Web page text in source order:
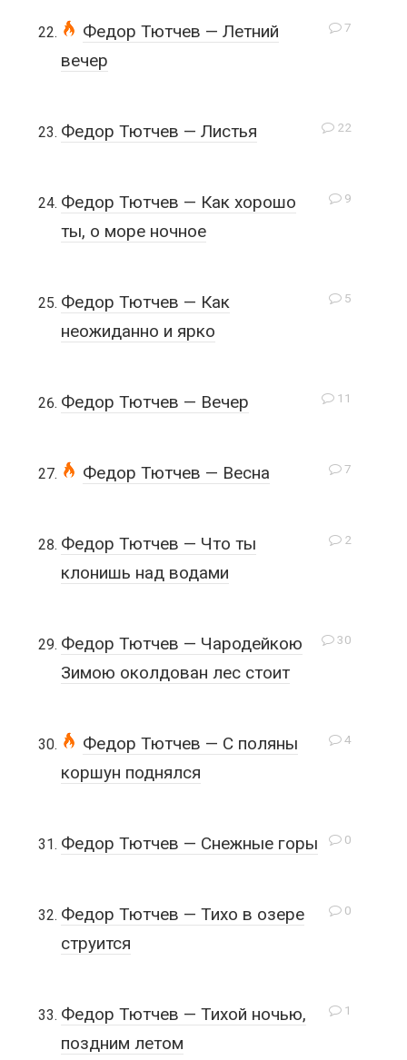
7
Федор Тютчев — Летний
вечер
22
Федор Тютчев — Листья
9
Федор Тютчев — Как хорошо
ты, о море ночное
5
Федор Тютчев — Как
неожиданно и ярко
11
Федор Тютчев — Вечер
7
Федор Тютчев — Весна
2
Федор Тютчев — Что ты
клонишь над водами
30
Федор Тютчев — Чародейкою
Зимою околдован лес стоит
4
Федор Тютчев — С поляны
коршун поднялся
0
Федор Тютчев — Снежные горы
0
Федор Тютчев — Тихо в озере
струится
1
Федор Тютчев — Тихой ночью,
поздним летом